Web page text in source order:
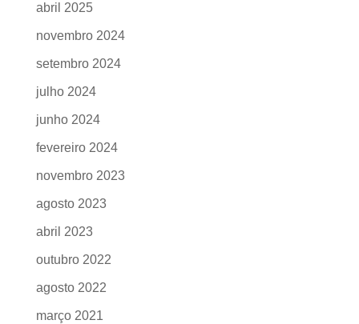
abril 2025
novembro 2024
setembro 2024
julho 2024
junho 2024
fevereiro 2024
novembro 2023
agosto 2023
abril 2023
outubro 2022
agosto 2022
março 2021